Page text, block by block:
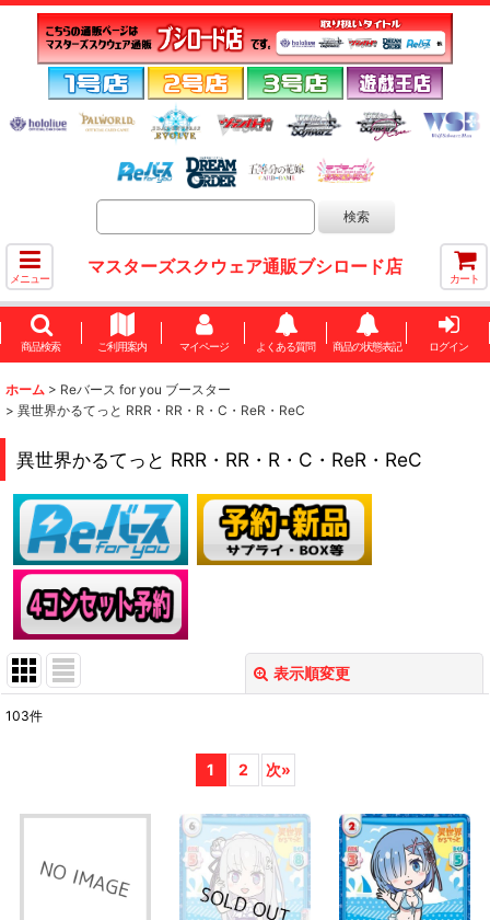
メニュー
マスターズスクウェア通販ブシロード店
カート
商品検索 ご利用案内 マイページ よくある質問 商品の状態表記 ログイン
ホーム > Reバース for you ブースター
> 異世界かるてっと RRR・RR・R・C・ReR・ReC
異世界かるてっと RRR・RR・R・C・ReR・ReC
表示順変更
絞り込む
103件
1 2 次»